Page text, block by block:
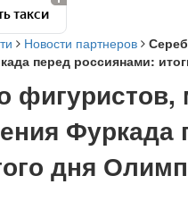
такси
Новости партнеров
перед россиянами:
Фуркада
дня